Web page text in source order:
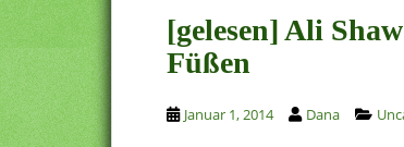
[gelesen] Ali
Füßen
Januar 1, 2014 Dana